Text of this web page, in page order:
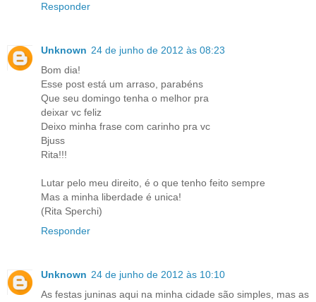
Responder
Unknown 24 de junho de 2012 às 08:23
Bom dia!
Esse post está um arraso, parabéns
Que seu domingo tenha o melhor pra
deixar vc feliz
Deixo minha frase com carinho pra vc
Bjuss
Rita!!!
Lutar pelo meu direito, é o que tenho feito sempre
Mas a minha liberdade é unica!
(Rita Sperchi)
Responder
Unknown 24 de junho de 2012 às 10:10
As festas juninas aqui na minha cidade são simples, mas as